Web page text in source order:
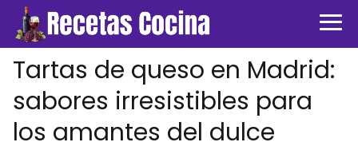
Tartas de queso en Madrid:
sabores irresistibles para
los amantes del dulce